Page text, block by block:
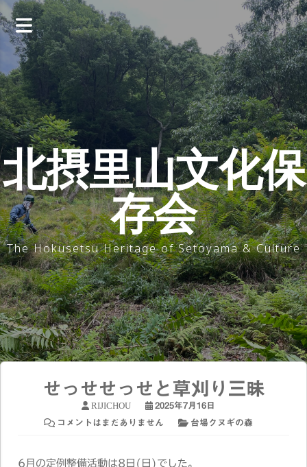
コ
ン
テ
ツ
へ
ス
キ
ッ
プ
北摂里山文化保
存会
The Hokusetsu Heritage of Setoyama & Culture
せっせせっせと草刈り三昧
RIJICHOU
2025年7月16日
コメントはまだありません
台場クヌギの森
6月の定例整備活動は8日(日)でした。